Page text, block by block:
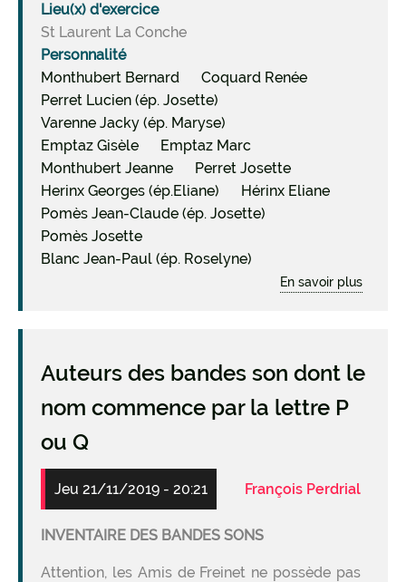
Lieu(x) d'exercice
St Laurent La Conche
Personnalité
Monthubert Bernard
Coquard Renée
Perret Lucien (ép. Josette)
Varenne Jacky (ép. Maryse)
Emptaz Gisèle
Emptaz Marc
Monthubert Jeanne
Perret Josette
Herinx Georges (ép.Eliane)
Hérinx Eliane
Pomès Jean-Claude (ép. Josette)
Pomès Josette
Blanc Jean-Paul (ép. Roselyne)
En savoir plus
Auteurs des bandes son dont le
nom commence par la lettre P
ou Q
Jeu 21/11/2019 - 20:21 François Perdrial
INVENTAIRE DES BANDES SONS
Attention, les Amis de Freinet ne possède pas